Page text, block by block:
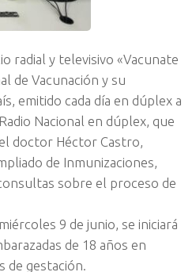
radial y televisivo «Vacunate
de Vacunación y su
emitido cada día en dúplex a
Nacional en dúplex, que
doctor Héctor Castro,
de Inmunizaciones,
sobre el proceso de
9 de junio, se iniciará
de 18 años en
de gestación.